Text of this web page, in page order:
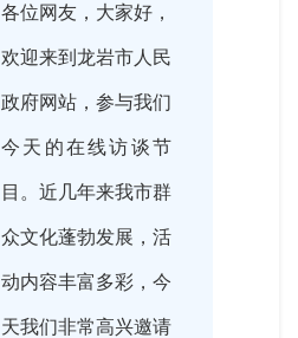
各位网友，大家好，
欢迎来到龙岩市人民
政府网站，参与我们
今天的在线访谈节
目。近几年来我市群
众文化蓬勃发展，活
动内容丰富多彩，今
天我们非常高兴邀请